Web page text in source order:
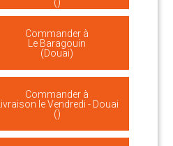
Commander à
Le Baragouin
(Douai)
Commander à
Livraison le Vendredi - Douai
()